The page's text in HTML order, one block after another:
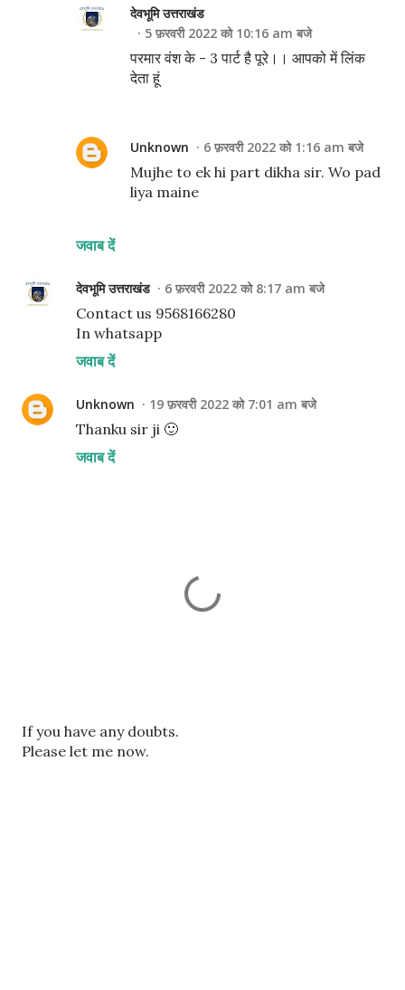
जवाब दें
देवभूमि उत्तराखंड
5 फ़रवरी 2022 को 10:16 am बजे
परमार वंश के - 3 पार्ट है पूरे।। आपको में लिंक
देता हूं
Unknown 6 फ़रवरी 2022 को 1:16 am बजे
Mujhe to ek hi part dikha sir. Wo pad
liya maine
देवभूमि उत्तराखंड 6 फ़रवरी 2022 को 8:17 am बजे
Contact us 9568166280
In whatsapp
जवाब दें
Unknown 19 फ़रवरी 2022 को 7:01 am बजे
Thanku sir ji 🙂
जवाब दें
ए
क
If you have any doubts.
Please let me now.